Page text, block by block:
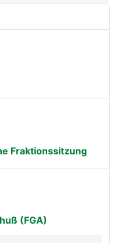
Fraktionssitzung
(FGA)